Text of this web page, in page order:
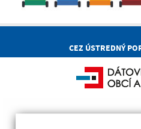
CEZ ÚSTREDNÝ